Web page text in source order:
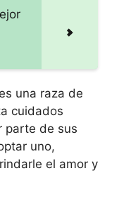
una raza de
cuidados
parte de sus
uno,
el amor y